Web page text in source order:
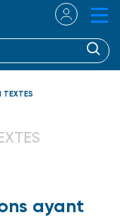
TEXTES
ayant